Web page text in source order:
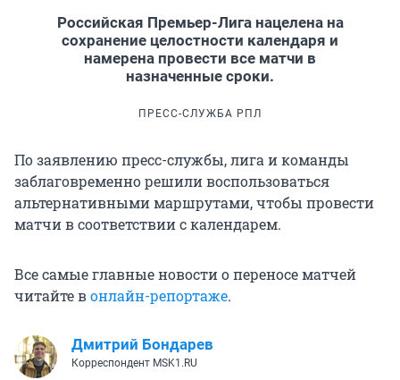
Российская Премьер-Лига нацелена на
сохранение целостности календаря и
намерена провести все матчи в
назначенные сроки.
ПРЕСС-СЛУЖБА РПЛ
По заявлению пресс-службы, лига и команды
заблаговременно решили воспользоваться
альтернативными маршрутами, чтобы провести
матчи в соответствии с календарем.
Все самые главные новости о переносе матчей
читайте вонлайн-репортаже.
Дмитрий Бондарев
Корреспондент MSK1.RU